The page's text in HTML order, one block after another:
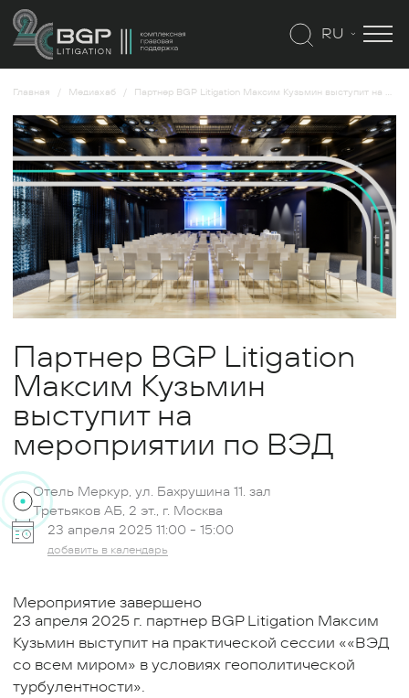
RU
Главная Медиахаб Партнер BGP Litigation Максим Кузьмин выступит на мероприятии по ВЭД
Партнер BGP Litigation
Максим Кузьмин
выступит на
мероприятии по ВЭД
Отель Меркур, ул. Бахрушина 11. зал
Третьяков АБ, 2 эт., г. Москва
23 апреля 2025 11:00 - 15:00
добавить в календарь
Мероприятие завершено
23 апреля 2025 г. партнер BGP Litigation Максим
Кузьмин выступит на практической сессии ««ВЭД
со всем миром» в условиях геополитической
турбулентности».